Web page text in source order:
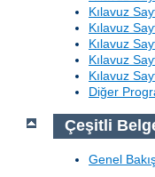
Kılavuz
Kılavuz
Kılavuz
Kılavuz
Kılavuz
Diğer
Çeşitli
Genel